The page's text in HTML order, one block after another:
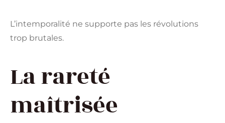
L’intemporalité ne supporte pas les révolutions
trop brutales.
La rareté
maîtrisée